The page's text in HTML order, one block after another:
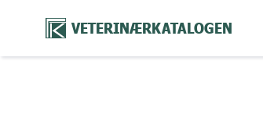
VETERINÆRKATALOGEN